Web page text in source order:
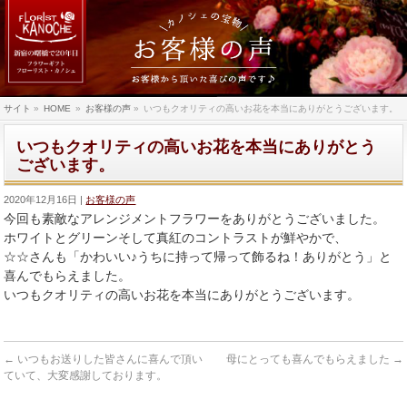
サイト » HOME » お客様の声 » いつもクオリティの高いお花を本当にありがとうございます。
いつもクオリティの高いお花を本当にありがとう
ございます。
2020年12月16日 お客様の声
今回も素敵なアレンジメントフラワーをありがとうございました。
ホワイトとグリーンそして真紅のコントラストが鮮やかで、
☆☆さんも「かわいい♪うちに持って帰って飾るね！ありがとう」 と
喜んでもらえました。
いつもクオリティの高いお花を本当にありがとうございます。
← いつもお送りした皆さんに喜んで頂い
ていて、大変感謝しております。
母にとっても喜んでもらえました →